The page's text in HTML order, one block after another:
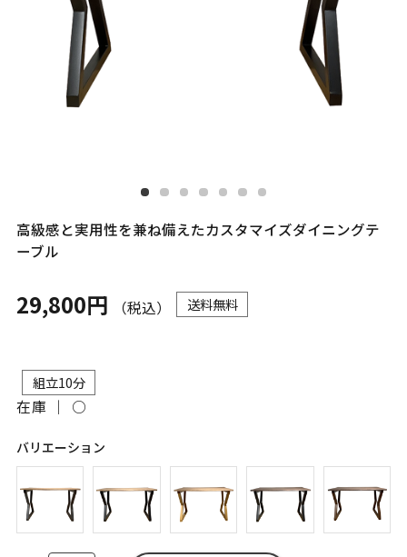
高級感と実用性を兼ね備えたカスタマイズダイニングテ
ーブル
29,800円 （税込） 送料無料
組立10分
在庫 ｜ ○
バリエーション